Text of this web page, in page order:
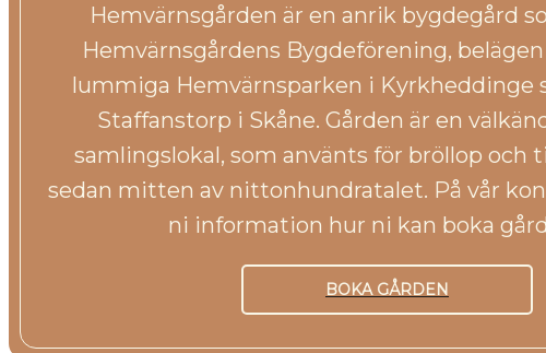
Hemvärnsgården är en anrik bygdegård
Hemvärnsgårdens Bygdeförening,
lummiga Hemvärnsparken i Kyrkheddinge
Staffanstorp i Skåne. Gården är en
samlingslokal, som använts för bröllop och
sedan mitten av nittonhundratalet. På vår
ni information hur ni kan boka
BOKA GÅRDEN